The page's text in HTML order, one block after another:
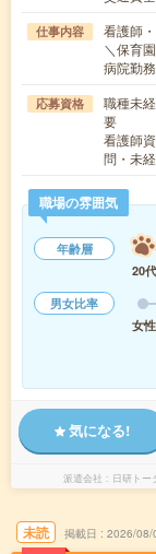
仕事内容
看護師
＼保育
病院勤
応募資格
職種未
要
看護師
問・未
職場の雰囲気
年齢層
20代
男女比率
女性
気になる!
派遣会社 日研ト
未読 掲載日 2026/08/